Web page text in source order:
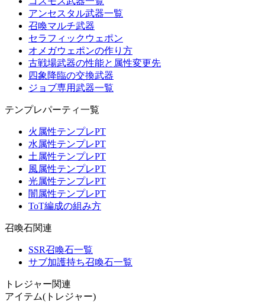
アンセスタル武器一覧
召喚マルチ武器
セラフィックウェポン
オメガウェポンの作り方
古戦場武器の性能と属性変更先
四象降臨の交換武器
ジョブ専用武器一覧
テンプレパーティ一覧
火属性テンプレPT
水属性テンプレPT
土属性テンプレPT
風属性テンプレPT
光属性テンプレPT
闇属性テンプレPT
ToT編成の組み方
召喚石関連
SSR召喚石一覧
サブ加護持ち召喚石一覧
トレジャー関連
アイテム(トレジャー)